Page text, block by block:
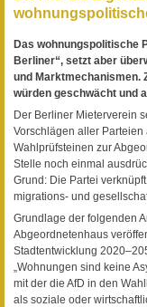
Das wohnungspolitische
Berliner“, setzt aber
und Marktmechanismen.
würden geschwächt und
Der Berliner Mieterverein
Vorschlägen aller
Wahlprüfsteinen zur
Stelle noch einmal
Grund: Die Partei
migrations- und
Grundlage der folgenden
Abgeordnetenhaus
Stadtentwicklung
„Wohnungen sind keine
mit der die AfD in den
als soziale oder